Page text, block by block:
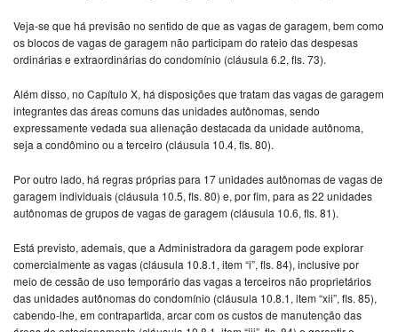
Veja-se que há previsão no sentido de que as vagas de garagem, bem como
os blocos de vagas de garagem não participam do rateio das despesas
ordinárias e extraordinárias do condomínio (cláusula 6.2, fls. 73).
Além disso, no Capítulo X, há disposições que tratam das vagas de garagem
integrantes das áreas comuns das unidades autônomas, sendo
expressamente vedada sua alienação destacada da unidade autônoma,
seja a condômino ou a terceiro (cláusula 10.4, fls. 80).
Por outro lado, há regras próprias para 17 unidades autônomas de vagas de
garagem individuais (cláusula 10.5, fls. 80) e, por fim, para as 22 unidades
autônomas de grupos de vagas de garagem (cláusula 10.6, fls. 81).
Está previsto, ademais, que a Administradora da garagem pode explorar
comercialmente as vagas (cláusula 10.8.1, item “i”, fls. 84), inclusive por
meio de cessão de uso temporário das vagas a terceiros não proprietários
das unidades autônomas do condomínio (cláusula 10.8.1, item “xii”, fls. 85),
cabendo-lhe, em contrapartida, arcar com os custos de manutenção das